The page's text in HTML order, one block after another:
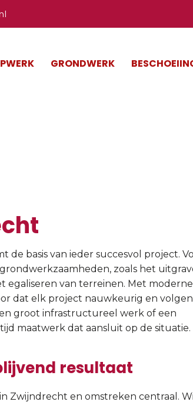
GRONDWERK
basis van ieder succesvol project.
zoals het
van terreinen. Met moderne
dat elk project nauwkeurig en
groot infrastructureel werk of een
maatwerk dat aansluit op de situatie.
resultaat
Zwijndrecht en omstreken centraal.